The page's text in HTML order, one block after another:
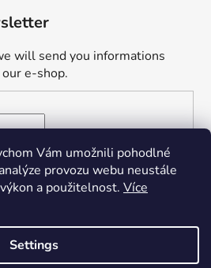
Vám umožnili pohodlné
provozu webu neustále
a použitelnost. Více
Settings
will send you informations
e-shop.
s
podmínkami ochrany